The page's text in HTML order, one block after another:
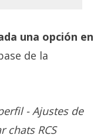
una opción en
de la
- Ajustes de
chats RCS